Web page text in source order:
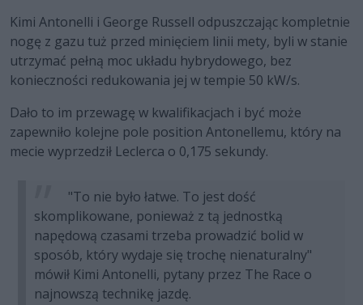
Kimi Antonelli i George Russell odpuszczając kompletnie
nogę z gazu tuż przed minięciem linii mety, byli w stanie
utrzymać pełną moc układu hybrydowego, bez
konieczności redukowania jej w tempie 50 kW/s.
Dało to im przewagę w kwalifikacjach i być może
zapewniło kolejne pole position Antonellemu, który na
mecie wyprzedził Leclerca o 0,175 sekundy.
"To nie było łatwe. To jest dość
skomplikowane, ponieważ z tą jednostką
napędową czasami trzeba prowadzić bolid w
sposób, który wydaje się trochę nienaturalny"
mówił Kimi Antonelli, pytany przez The Race o
najnowszą technikę jazdę.